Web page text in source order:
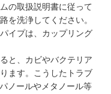
の取扱説明書に従って
を洗浄してください。
イプは、カップリング
と、カビやバクテリア
ます。こうしたトラブ
ノールやメタノール等